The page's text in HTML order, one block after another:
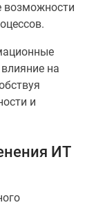
возможности
на
и
ИТ